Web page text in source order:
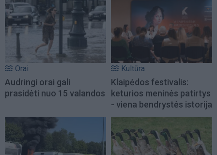
Orai
Audringi orai gali
prasidėti nuo 15 valandos
Kultūra
Klaipėdos festivalis:
keturios meninės patirtys
- viena bendrystės istorija